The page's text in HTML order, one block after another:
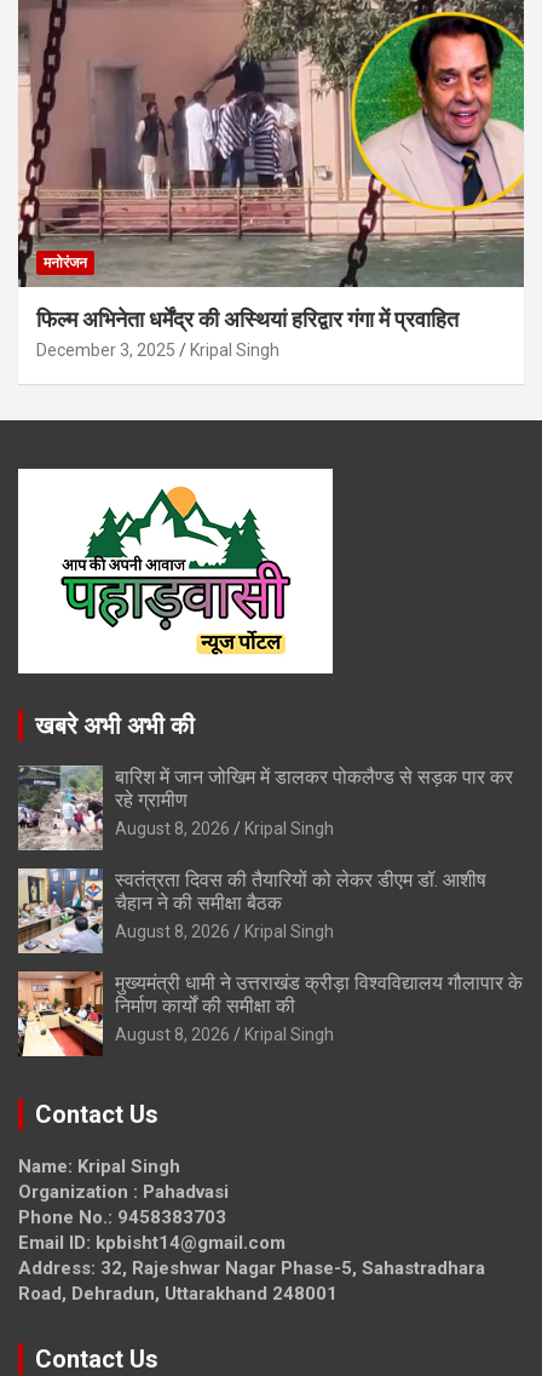
मनोरंजन
फिल्म अभिनेता धर्मेंद्र की अस्थियां हरिद्वार गंगा में प्रवाहित
December 3, 2025 Kripal Singh
खबरे अभी अभी की
बारिश में जान जोखिम में डालकर पोकलैण्ड से सड़क पार कर
रहे ग्रामीण
August 8, 2026 Kripal Singh
स्वतंत्रता दिवस की तैयारियों को लेकर डीएम डॉ. आशीष
चैहान ने की समीक्षा बैठक
August 8, 2026 Kripal Singh
मुख्यमंत्री धामी ने उत्तराखंड क्रीड़ा विश्वविद्यालय गौलापार के
निर्माण कार्यों की समीक्षा की
August 8, 2026 Kripal Singh
Contact Us
Name: Kripal Singh
Organization : Pahadvasi
Phone No.: 9458383703
Email ID: kpbisht14@gmail.com
Address: 32, Rajeshwar Nagar Phase-5, Sahastradhara
Road, Dehradun, Uttarakhand 248001
Contact Us